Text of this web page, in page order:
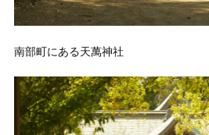
南部町にある天萬神社